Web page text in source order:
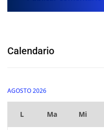
Calendario
AGOSTO 2026
L Ma Mi